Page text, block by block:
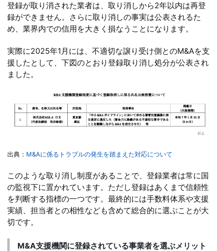
登録が取り消された業者は、取り消しから2年以内は再登
録ができません。さらに取り消しの事実は公表されるた
め、業界内での信用を大きく損なうことになります。
実際に2025年1月には、不適切な譲り受け側とのM&Aを支
援したとして、下図のとおり登録取り消し処分が公表され
ました。
出典： M&Aに係るトラブルの発生を踏まえた対応について
このような取り消し制度があることで、登録業者は常に国
の監視下に置かれています。ただし登録はあくまで信頼性
を判断する指標の一つです。最終的には手数料体系や支援
実績、担当者との相性なども含めて総合的に選ぶことが大
切です。
M&A支援機関に登録されている事業者を選ぶメリット